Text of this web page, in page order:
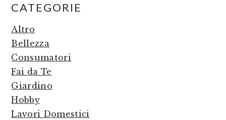
SIDEBAR
CATEGORIE
Altro
Bellezza
Consumatori
Fai da Te
Giardino
Hobby
Lavori Domestici